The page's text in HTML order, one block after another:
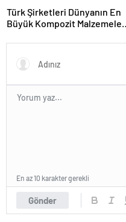
Türk Şirketleri Dünyanın En
Büyük Kompozit Malzemeler
Gönder
En az 10 karakter gerekli